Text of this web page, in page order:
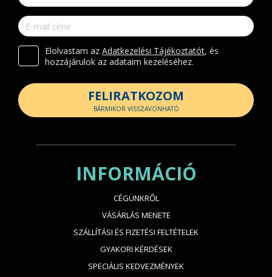
Elolvastam az Adatkezelési Tájékoztatót, és
hozzájárulok az adataim kezeléséhez.
FELIRATKOZOM
BÁRMIKOR VISSZAVONHATÓ
INFORMÁCIÓ
CÉGÜNKRŐL
VÁSÁRLÁS MENETE
SZÁLLÍTÁSI ÉS FIZETÉSI FELTÉTELEK
GYAKORI KÉRDÉSEK
SPECIÁLIS KEDVEZMÉNYEK